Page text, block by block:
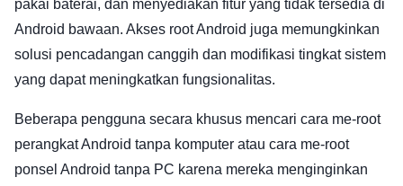
pakai baterai, dan menyediakan fitur yang tidak tersedia di
Android bawaan. Akses root Android juga memungkinkan
solusi pencadangan canggih dan modifikasi tingkat sistem
yang dapat meningkatkan fungsionalitas.
Beberapa pengguna secara khusus mencari cara me-root
perangkat Android tanpa komputer atau cara me-root
ponsel Android tanpa PC karena mereka menginginkan